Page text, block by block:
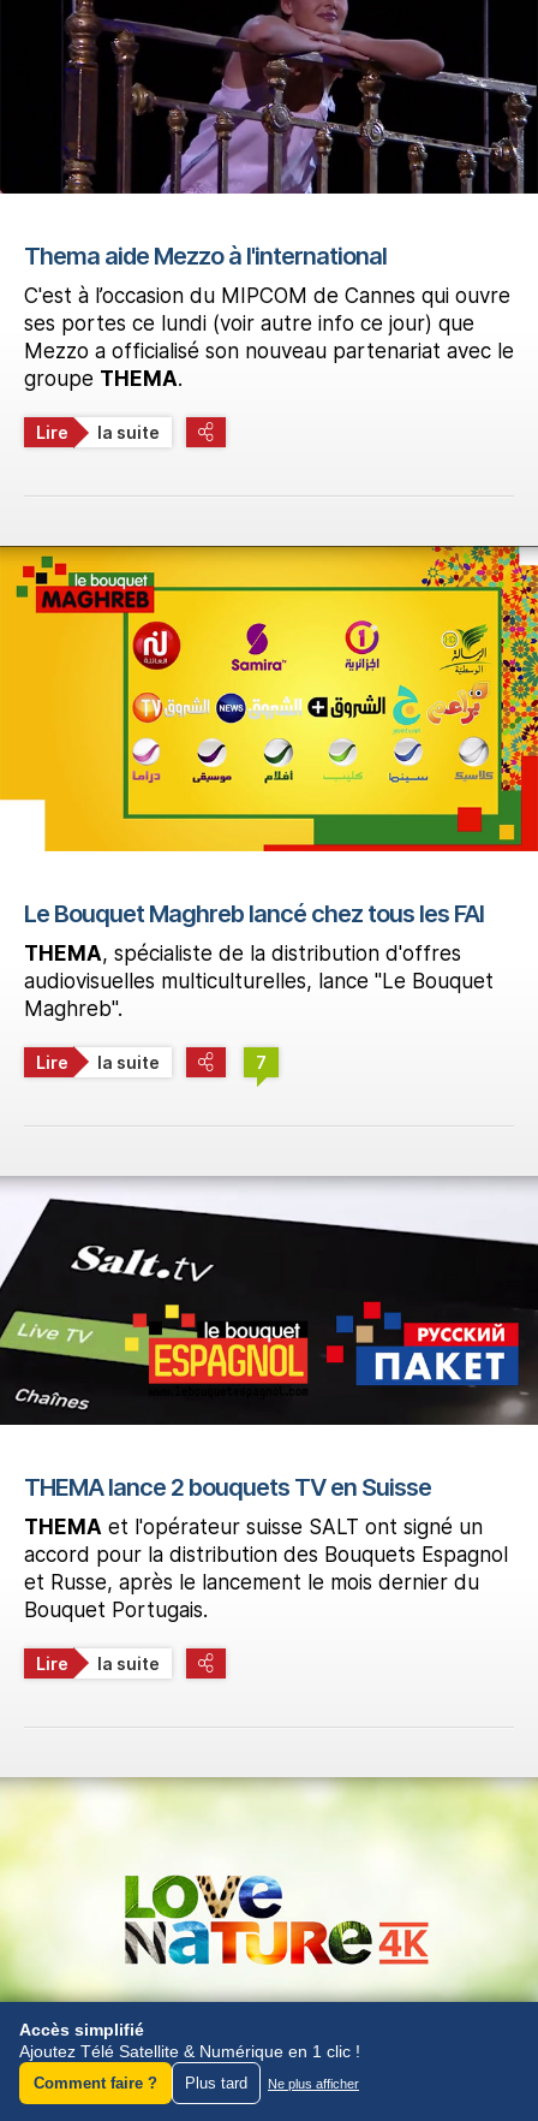
Thema aide Mezzo à l'international
C'est à l’occasion du MIPCOM de Cannes qui ouvre
ses portes ce lundi (voir autre info ce jour) que
Mezzo a officialisé son nouveau partenariat avec le
groupe THEMA.
Lire la suite
Le Bouquet Maghreb lancé chez tous les FAI
THEMA, spécialiste de la distribution d'offres
audiovisuelles multiculturelles, lance "Le Bouquet
Maghreb".
Lire la suite 7
THEMA lance 2 bouquets TV en Suisse
THEMA et l'opérateur suisse SALT ont signé un
accord pour la distribution des Bouquets Espagnol
et Russe, après le lancement le mois dernier du
Bouquet Portugais.
Lire la suite
Accès simplifié
Ajoutez Télé Satellite & Numérique en 1 clic !
Comment faire ? Plus tard Ne plus afficher